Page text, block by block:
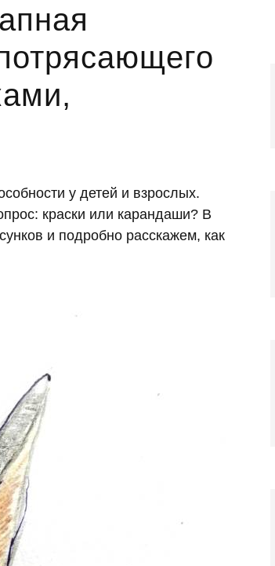
у детей и взрослых.
краски или карандаши? В
и подробно расскажем, как